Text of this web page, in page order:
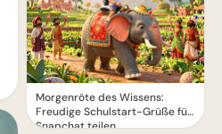
Morgenröte des Wissens:
Freudige Schulstart-Grüße für
Snapchat teilen